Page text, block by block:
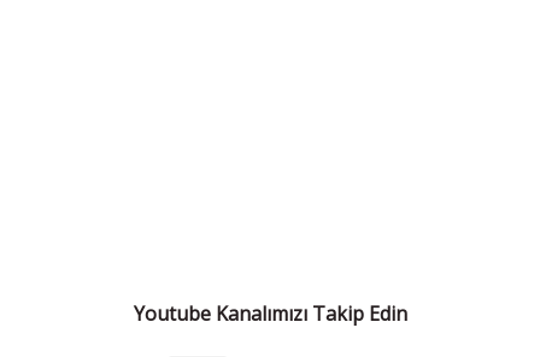
Youtube Kanalımızı Takip Edin